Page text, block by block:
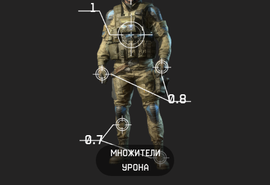
1
0.8
0.7
МНОЖИТЕЛИ
УРОНА